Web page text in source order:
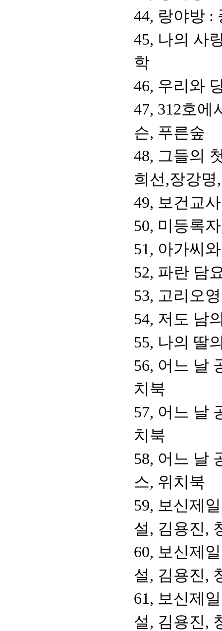
44, 랑야방 :
45, 나의 사
학
46, 우리와
47, 312호에
슨, 푸른숲
48, 그들의
희선,장강
49, 보건교
50, 미등록
51, 아가씨
52, 파란 담
53, 고리오
54, 저도 남
55, 나의 딸
56, 어느 날
치북
57, 어느 날
치북
58, 어느 날
스, 위치북
59, 보신제
설, 김용진,
60, 보신제
설, 김용진,
61, 보신제
설, 김용진,